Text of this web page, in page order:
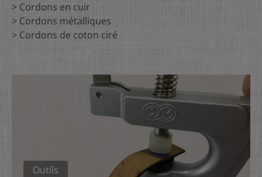
> Cordons en cuir
> Cordons métalliques
> Cordons de coton ciré
Outils